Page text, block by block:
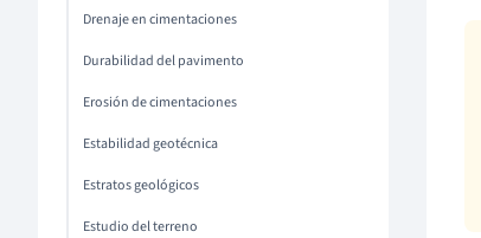
Drenaje en cimentaciones
Durabilidad del pavimento
Erosión de cimentaciones
Estabilidad geotécnica
Estratos geológicos
Estudio del terreno